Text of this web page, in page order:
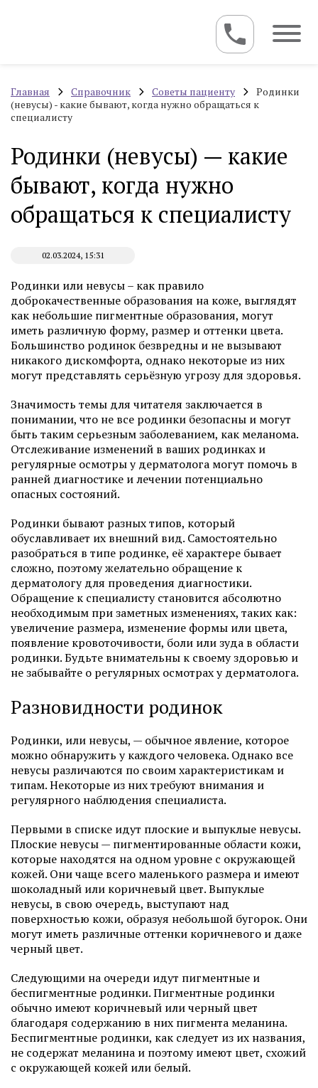
Главная Справочник Советы пациенту
Родинки
(невусы) - какие бывают, когда нужно обращаться к
специалисту
Родинки (невусы) — какие
бывают, когда нужно
обращаться к специалисту
02.03.2024, 15:31
Родинки или невусы – как правило
доброкачественные образования на коже, выглядят
как небольшие пигментные образования, могут
иметь различную форму, размер и оттенки цвета.
Большинство родинок безвредны и не вызывают
никакого дискомфорта, однако некоторые из них
могут представлять серьёзную угрозу для здоровья.
Значимость темы для читателя заключается в
понимании, что не все родинки безопасны и могут
быть таким серьезным заболеванием, как меланома.
Отслеживание изменений в ваших родинках и
регулярные осмотры у дерматолога могут помочь в
ранней диагностике и лечении потенциально
опасных состояний.
Родинки бывают разных типов, который
обуславливает их внешний вид. Самостоятельно
разобраться в типе родинке, её характере бывает
сложно, поэтому желательно обращение к
дерматологу для проведения диагностики.
Обращение к специалисту становится абсолютно
необходимым при заметных изменениях, таких как:
увеличение размера, изменение формы или цвета,
появление кровоточивости, боли или зуда в области
родинки. Будьте внимательны к своему здоровью и
не забывайте о регулярных осмотрах у дерматолога.
Разновидности родинок
Родинки, или невусы, — обычное явление, которое
можно обнаружить у каждого человека. Однако все
невусы различаются по своим характеристикам и
типам. Некоторые из них требуют внимания и
регулярного наблюдения специалиста.
Первыми в списке идут плоские и выпуклые невусы.
Плоские невусы — пигментированные области кожи,
которые находятся на одном уровне с окружающей
кожей. Они чаще всего маленького размера и имеют
шоколадный или коричневый цвет. Выпуклые
невусы, в свою очередь, выступают над
поверхностью кожи, образуя небольшой бугорок. Они
могут иметь различные оттенки коричневого и даже
черный цвет.
Следующими на очереди идут пигментные и
беспигментные родинки. Пигментные родинки
обычно имеют коричневый или черный цвет
благодаря содержанию в них пигмента меланина.
Беспигментные родинки, как следует из их названия,
не содержат меланина и поэтому имеют цвет, схожий
с окружающей кожей или белый.